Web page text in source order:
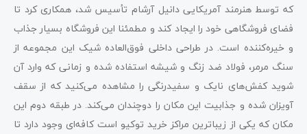
که توسط هنرمند آمریکایی دانیل آرشام تأسیس شد، همکاری کرد تا
فضای فروشگاهی خود را ایجاد کند و مطمئنا این فروشگاه بسیار جذاب
و خیره‌کننده است. در طراحی داخلی فوق‌العاده شیک این مجموعه از
سنگ مرمر، فولاد ضد زنگ و شیشه استفاده شده و زمانی که وارد آن
شوید کفش‌های نایک و سفیدرنگی را مشاهده می‌کنید که از سقف
آویزان شده و جذابیت این مکان را دوچندان می‌کند. در طبقه دوم این
مکان که یکی از زیباترین مراکز خرید توکیو است کافه‌ای وجود دارد تا